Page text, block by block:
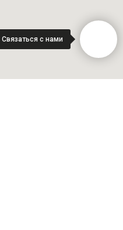
Связаться с нами